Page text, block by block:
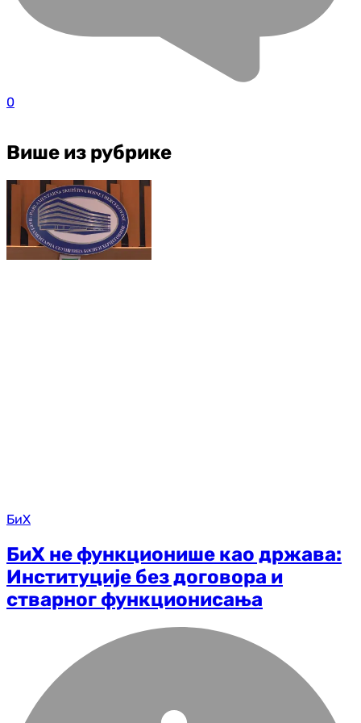
0
Више из рубрике
БиХ
БиХ не функционише као држава:
Институције без договора и
стварног функционисања